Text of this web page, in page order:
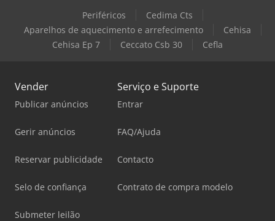
Periféricos
Cedima Cts
Aparelhos de aquecimento e arrefecimento
Cehisa
Cehisa Ep 7
Ceccato Csb 30 Cefla
Vender
Publicar anúncios
Gerir anúncios
Reservar publicidade
Selo de confiança
Submeter leilão
Serviço e Suporte
Entrar
FAQ/Ajuda
Contacto
Contrato de compra modelo